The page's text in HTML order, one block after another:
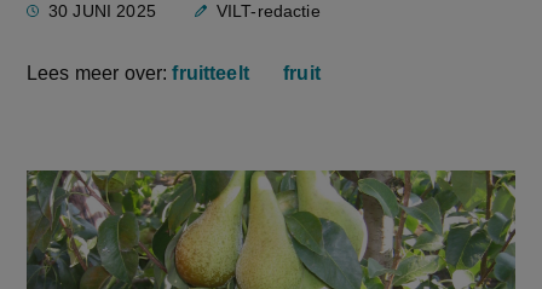
30 JUNI 2025 VILT-redactie
Lees meer over:fruitteelt fruit